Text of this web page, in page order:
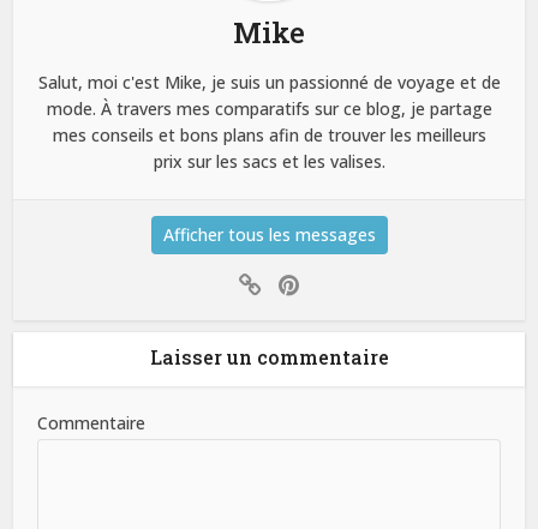
Mike
Salut, moi c'est Mike, je suis un passionné de voyage et de
mode. À travers mes comparatifs sur ce blog, je partage
mes conseils et bons plans afin de trouver les meilleurs
prix sur les sacs et les valises.
Afficher tous les messages
Laisser un commentaire
Commentaire